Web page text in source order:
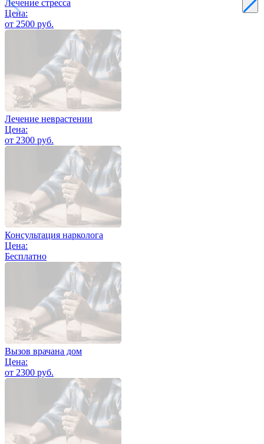
Лечение стресса
Цена:
от 2500 руб.
Лечение неврастении
Цена:
от 2300 руб.
Консультация нарколога
Цена:
Бесплатно
Вызов врачана дом
Цена:
от 2300 руб.